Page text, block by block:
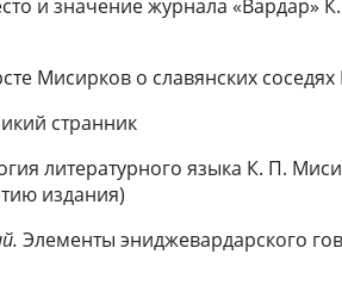
и значение журнала «Вардар»
Мисирков о славянских
странник
литературного языка К. П.
издания)
Элементы эниджевардарского